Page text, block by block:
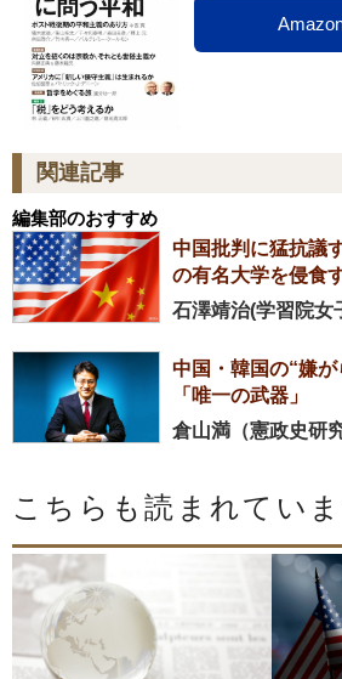
関連記事
編集部のおすすめ
中国批判に猛抗議
の有名大学を侵食
石澤靖治(学習院女
中国・韓国の“嫌
「唯一の武器」
倉山満（憲政史研
こちらも読まれてい